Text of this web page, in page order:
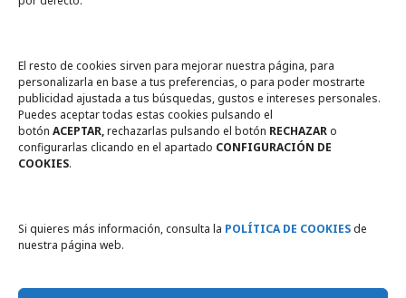
El resto de cookies sirven para mejorar nuestra página, para
personalizarla en base a tus preferencias, o para poder mostrarte
publicidad ajustada a tus búsquedas, gustos e intereses personales.
Puedes aceptar todas estas cookies pulsando el
botón ACEPTAR,rechazarlas pulsando el botón RECHAZARo
configurarlas clicando en el apartado CONFIGURACIÓN DE
COOKIES.
Si quieres más información, consulta la POLÍTICA DE COOKIESde
nuestra página web.
Tienda online Legal
Política de privacidad
Política de Cookies